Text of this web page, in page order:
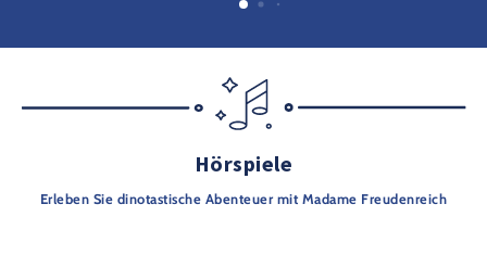
Hörspiele
Erleben Sie dinotastische Abenteuer mit Madame Freudenreich